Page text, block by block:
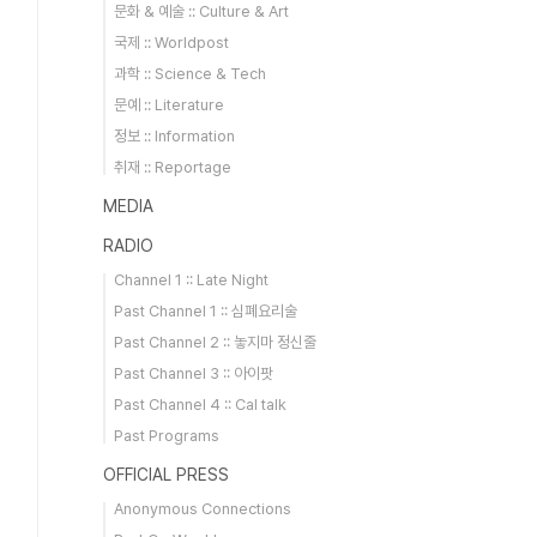
문화 & 예술 :: Culture & Art
국제 :: Worldpost
과학 :: Science & Tech
문예 :: Literature
정보 :: Information
취재 :: Reportage
MEDIA
RADIO
Channel 1 :: Late Night
Past Channel 1 :: 심폐요리술
Past Channel 2 :: 놓지마 정신줄
Past Channel 3 :: 아이팟
Past Channel 4 :: Cal talk
Past Programs
OFFICIAL PRESS
Anonymous Connections